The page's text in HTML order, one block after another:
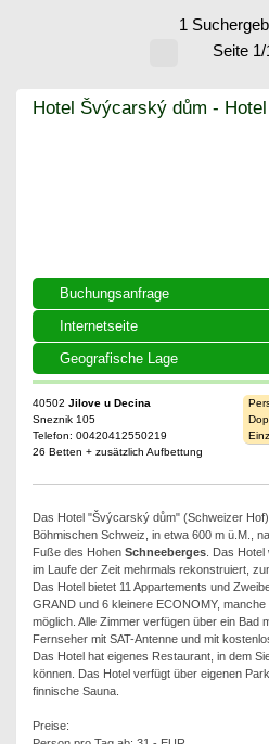
1
Seite 1/
Hotel Švýcarský dům - Hotel Schweizer
Buchungsanfrage
Internetseite
Geografische Lage
Hotel Švýcarský dům -
40502 Jilove u Decina
Sneznik 105
Telefon: 00420412550219
26 Betten + zusätzlich Aufbettung
Das Hotel "Švýcarský dům" (Schweizer
Böhmischen Schweiz, in etwa 600 m ü.M.,
Fuße des Hohen Schneeberges . Das
im Laufe der Zeit mehrmals rekonstruiert,
Das Hotel bietet 11 Appartements und
GRAND und 6 kleinere ECONOMY,
möglich. Alle Zimmer verfügen über ein Bad
Fernseher mit SAT-Antenne und mit
Das Hotel hat eigenes Restaurant, in dem
können. Das Hotel verfügt über eigenen
finnische Sauna.
Preise: